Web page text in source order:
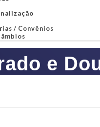
/ Convênios
e